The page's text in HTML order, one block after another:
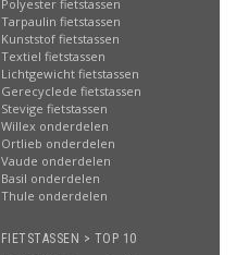
Polyester fietstassen
Tarpaulin fietstassen
Kunststof fietstassen
Textiel fietstassen
Lichtgewicht fietstassen
Gerecyclede fietstassen
Stevige fietstassen
Willex onderdelen
Ortlieb onderdelen
Vaude onderdelen
Basil onderdelen
Thule onderdelen
FIETSTASSEN > TOP 10